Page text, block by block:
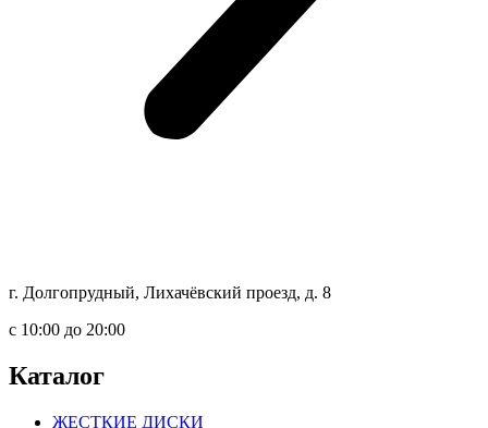
г. Долгопрудный, Лихачёвский проезд, д. 8
c 10:00 до 20:00
Каталог
ЖЕСТКИЕ ДИСКИ